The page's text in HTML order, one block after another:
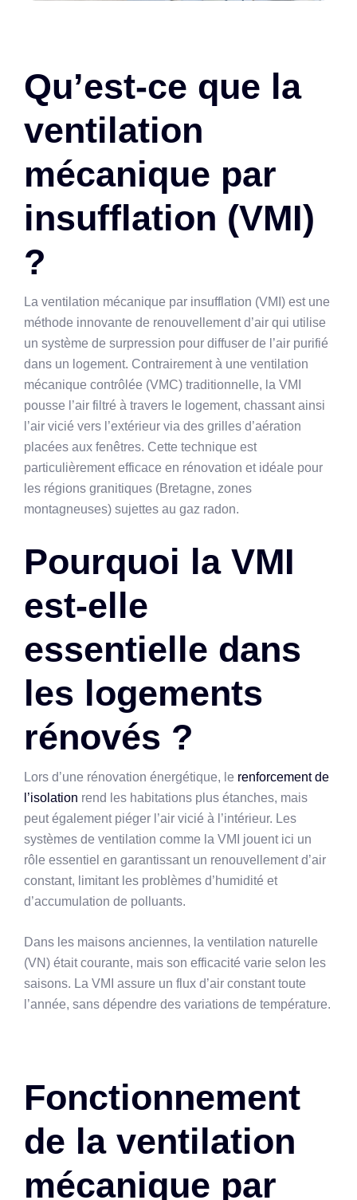
Qu’est-ce que la
ventilation
mécanique par
insufflation (VMI)
?
La ventilation mécanique par insufflation (VMI) est une
méthode innovante de renouvellement d’air qui utilise
un système de surpression pour diffuser de l’air purifié
dans un logement. Contrairement à une ventilation
mécanique contrôlée (VMC) traditionnelle, la VMI
pousse l’air filtré à travers le logement, chassant ainsi
l’air vicié vers l’extérieur via des grilles d’aération
placées aux fenêtres. Cette technique est
particulièrement efficace en rénovation et idéale pour
les régions granitiques (Bretagne, zones
montagneuses) sujettes au gaz radon.
Pourquoi la VMI
est-elle
essentielle dans
les logements
rénovés ?
Lors d’une rénovation énergétique, le renforcement de
l’isolation rend les habitations plus étanches, mais
peut également piéger l’air vicié à l’intérieur. Les
systèmes de ventilation comme la VMI jouent ici un
rôle essentiel en garantissant un renouvellement d’air
constant, limitant les problèmes d’humidité et
d’accumulation de polluants.
Dans les maisons anciennes, la ventilation naturelle
(VN) était courante, mais son efficacité varie selon les
saisons. La VMI assure un flux d’air constant toute
l’année, sans dépendre des variations de température.
Fonctionnement
de la ventilation
mécanique par